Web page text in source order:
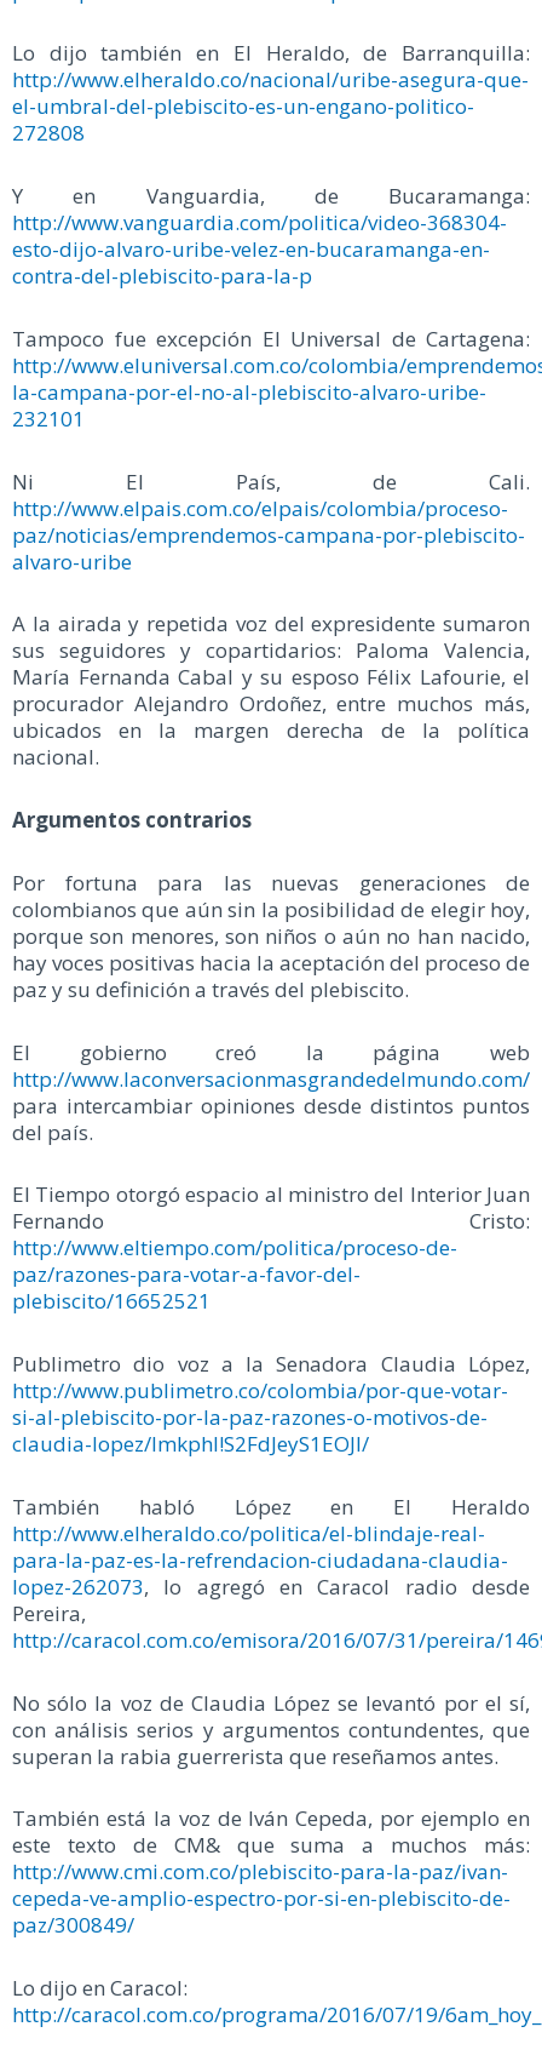
Lo dijo también en El Heraldo, de Barranquilla:
http://www.elheraldo.co/nacional/uribe-asegura-que-
el-umbral-del-plebiscito-es-un-engano-politico-
272808
Y en Vanguardia, de Bucaramanga:
http://www.vanguardia.com/politica/video-368304-
esto-dijo-alvaro-uribe-velez-en-bucaramanga-en-
contra-del-plebiscito-para-la-p
Tampoco fue excepción El Universal de Cartagena:
http://www.eluniversal.com.co/colombia/
la-campana-por-el-no-al-plebiscito-alvaro-uribe-
232101
Ni El País, de Cali.
http://www.elpais.com.co/elpais/colombia/proceso-
paz/noticias/emprendemos-campana-por-plebiscito-
alvaro-uribe
A la airada y repetida voz del expresidente sumaron
sus seguidores y copartidarios: Paloma Valencia,
María Fernanda Cabal y su esposo Félix Lafourie, el
procurador Alejandro Ordoñez, entre muchos más,
ubicados en la margen derecha de la política
nacional.
Argumentos contrarios
Por fortuna para las nuevas generaciones de
colombianos que aún sin la posibilidad de elegir hoy,
porque son menores, son niños o aún no han nacido,
hay voces positivas hacia la aceptación del proceso de
paz y su definición a través del plebiscito.
El gobierno creó la página web
http://www.laconversacionmasgrandedelmundo.com/
para intercambiar opiniones desde distintos puntos
del país.
El Tiempo otorgó espacio al ministro del Interior Juan
Fernando Cristo:
http://www.eltiempo.com/politica/proceso-de-
paz/razones-para-votar-a-favor-del-
plebiscito/16652521
Publimetro dio voz a la Senadora Claudia López,
http://www.publimetro.co/colombia/por-que-votar-
si-al-plebiscito-por-la-paz-razones-o-motivos-de-
claudia-lopez/lmkphl!S2FdJeyS1EOJI/
También habló López en El Heraldo
http://www.elheraldo.co/politica/el-blindaje-real-
para-la-paz-es-la-refrendacion-ciudadana-claudia-
lopez-262073, lo agregó en Caracol radio desde
Pereira,
http://caracol.com.co/emisora/2016/07/31/pereira/
No sólo la voz de Claudia López se levantó por el sí,
con análisis serios y argumentos contundentes, que
superan la rabia guerrerista que reseñamos antes.
También está la voz de Iván Cepeda, por ejemplo en
este texto de CM& que suma a muchos más:
http://www.cmi.com.co/plebiscito-para-la-paz/ivan-
cepeda-ve-amplio-espectro-por-si-en-plebiscito-de-
paz/300849/
Lo dijo en Caracol:
http://caracol.com.co/programa/2016/07/19/